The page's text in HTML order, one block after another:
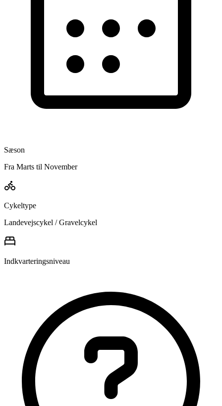
Sæson
Fra Marts til November
Cykeltype
Landevejscykel / Gravelcykel
Indkvarteringsniveau